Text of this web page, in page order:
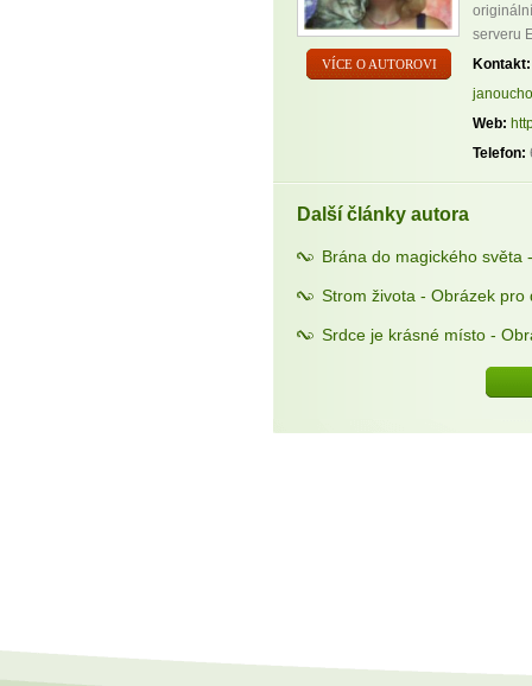
VÍCE O AUTOROVI
serveru
Kontakt:
Web:
Telefon:
Další články autora
Brána do magického světa
Strom života - Obrázek pro
Srdce je krásné místo -